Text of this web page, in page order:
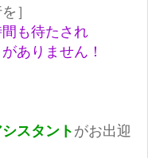
］
も待たされ
ありません！
スタントがお出迎